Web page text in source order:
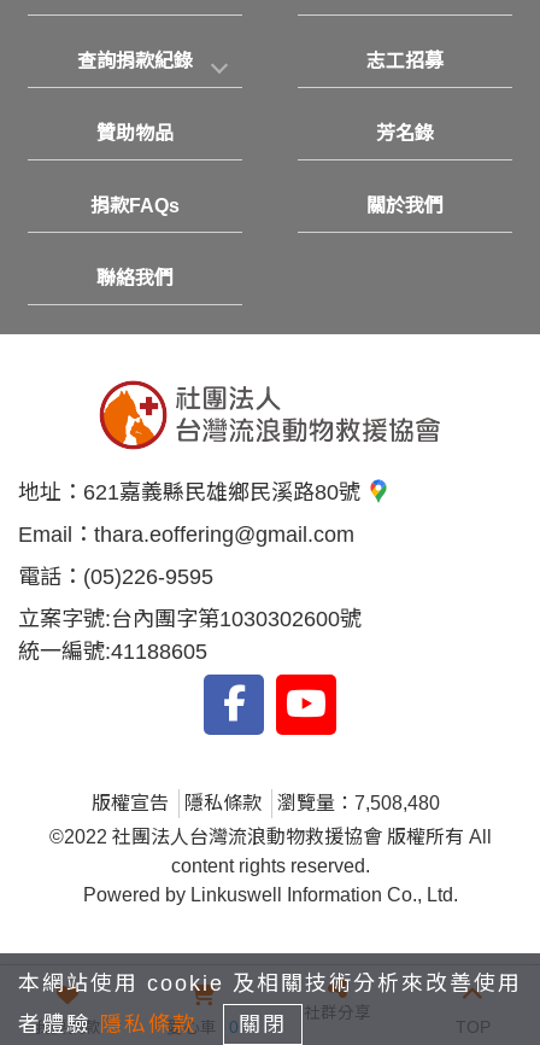
查詢捐款紀錄 志工招募
贊助物品 芳名錄
捐款FAQs 關於我們
聯絡我們
地址： 621嘉義縣民雄鄉民溪路80號
Email： thara.eoffering@gmail.com
電話： (05)226-9595
立案字號:台內團字第1030302600號
統一編號:41188605
版權宣告 隱私條款
瀏覽量：7,508,480
©2022 社團法人台灣流浪動物救援協會 版權所有 All
content rights reserved.
Powered by Linkuswell Information Co., Ltd.
我要捐款 愛心車 0
社群分享
TOP
本網站使用 cookie 及相關技術分析來改善使用
者體驗 隱私條款 關閉